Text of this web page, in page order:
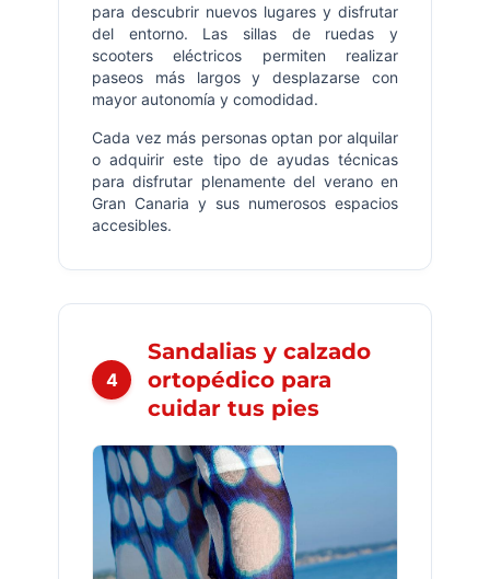
para descubrir nuevos lugares y disfrutar
del entorno. Las sillas de ruedas y
scooters eléctricos permiten realizar
paseos más largos y desplazarse con
mayor autonomía y comodidad.
Cada vez más personas optan por alquilar
o adquirir este tipo de ayudas técnicas
para disfrutar plenamente del verano en
Gran Canaria y sus numerosos espacios
accesibles.
4
Sandalias y calzado
ortopédico para
cuidar tus pies